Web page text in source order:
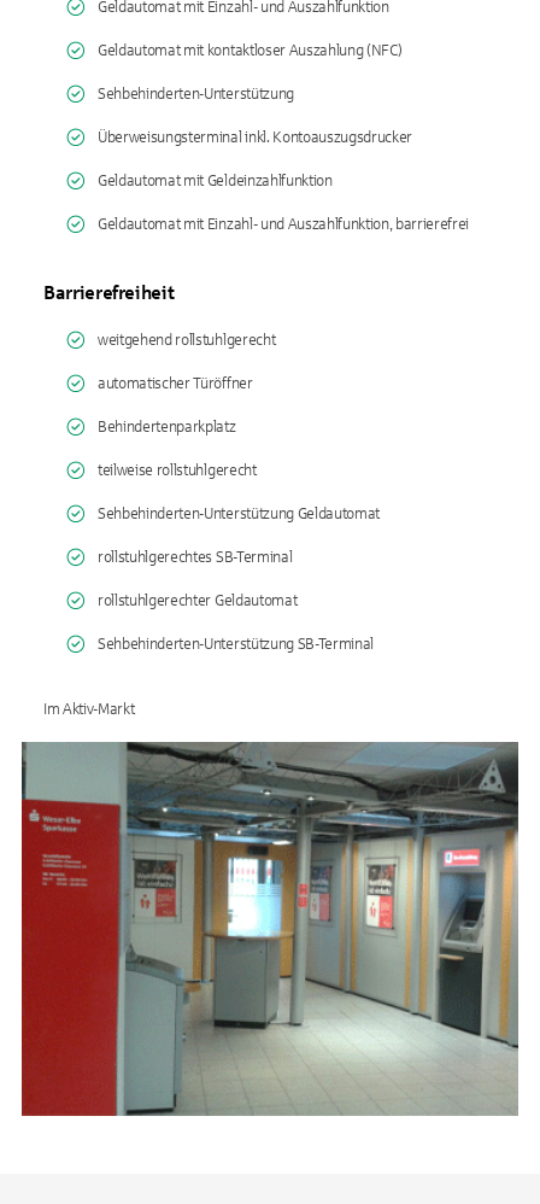
Geldautomat mit Einzahl- und Auszahlfunktion
Geldautomat mit kontaktloser Auszahlung (NFC)
Sehbehinderten-Unterstützung
Überweisungsterminal inkl. Kontoauszugsdrucker
Geldautomat mit Geldeinzahlfunktion
Geldautomat mit Einzahl- und Auszahlfunktion, barrierefrei
Barrierefreiheit
weitgehend rollstuhlgerecht
automatischer Türöffner
Behindertenparkplatz
teilweise rollstuhlgerecht
Sehbehinderten-Unterstützung Geldautomat
rollstuhlgerechtes SB-Terminal
rollstuhlgerechter Geldautomat
Sehbehinderten-Unterstützung SB-Terminal
Im Aktiv-Markt